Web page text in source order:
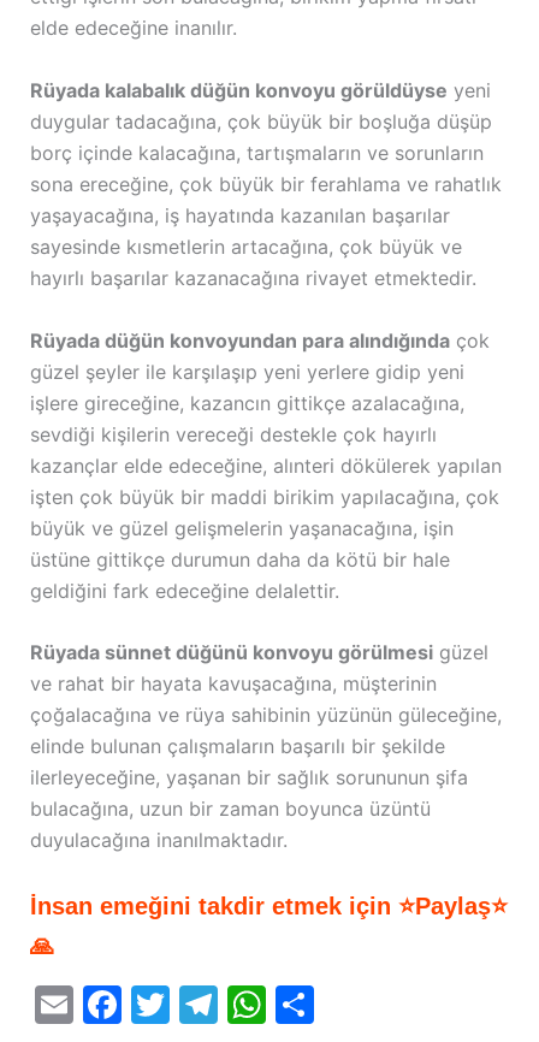
elde edeceğine inanılır.
Rüyada kalabalık düğün konvoyu görüldüyse yeni
duygular tadacağına, çok büyük bir boşluğa düşüp
borç içinde kalacağına, tartışmaların ve sorunların
sona ereceğine, çok büyük bir ferahlama ve rahatlık
yaşayacağına, iş hayatında kazanılan başarılar
sayesinde kısmetlerin artacağına, çok büyük ve
hayırlı başarılar kazanacağına rivayet etmektedir.
Rüyada düğün konvoyundan para alındığındaçok
güzel şeyler ile karşılaşıp yeni yerlere gidip yeni
işlere gireceğine, kazancın gittikçe azalacağına,
sevdiği kişilerin vereceği destekle çok hayırlı
kazançlar elde edeceğine, alınteri dökülerek yapılan
işten çok büyük bir maddi birikim yapılacağına, çok
büyük ve güzel gelişmelerin yaşanacağına, işin
üstüne gittikçe durumun daha da kötü bir hale
geldiğini fark edeceğine delalettir.
Rüyada sünnet düğünü konvoyu görülmesigüzel
ve rahat bir hayata kavuşacağına, müşterinin
çoğalacağına ve rüya sahibinin yüzünün güleceğine,
elinde bulunan çalışmaların başarılı bir şekilde
ilerleyeceğine, yaşanan bir sağlık sorununun şifa
bulacağına, uzun bir zaman boyunca üzüntü
duyulacağına inanılmaktadır.
İnsan emeğini takdir etmek için ⭐Paylaş⭐
🙏
E F T T W S